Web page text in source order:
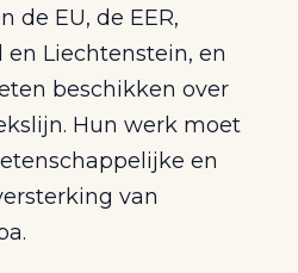
de EU, de EER,
en Liechtenstein, en
beschikken over
Hun werk moet
en
van